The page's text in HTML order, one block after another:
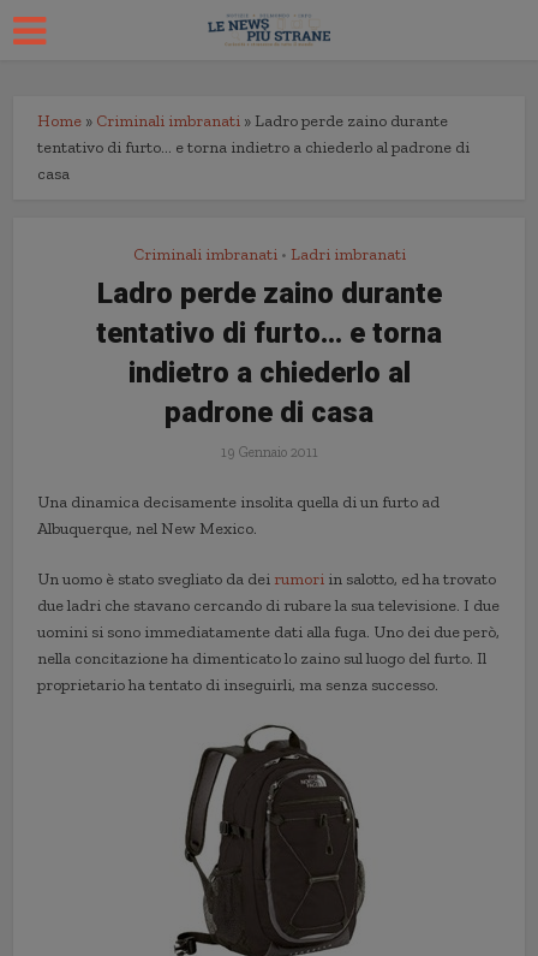
Home » Criminali imbranati » Ladro perde zaino durante
tentativo di furto… e torna indietro a chiederlo al padrone di
casa
Criminali imbranati • Ladri imbranati
Ladro perde zaino durante
tentativo di furto… e torna
indietro a chiederlo al
padrone di casa
19 Gennaio 2011
Una dinamica decisamente insolita quella di un furto ad
Albuquerque, nel New Mexico.
Un uomo è stato svegliato da dei rumori in salotto, ed ha trovato
due ladri che stavano cercando di rubare la sua televisione. I due
uomini si sono immediatamente dati alla fuga. Uno dei due però,
nella concitazione ha dimenticato lo zaino sul luogo del furto. Il
proprietario ha tentato di inseguirli, ma senza successo.